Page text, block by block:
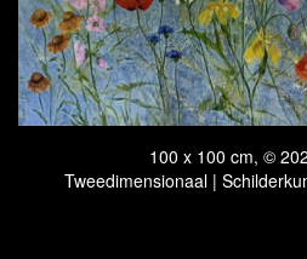
100 x 100 cm, ©
Tweedimensionaal |